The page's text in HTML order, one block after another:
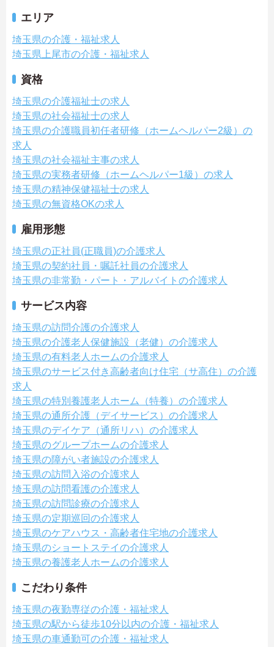
エリア
埼玉県の介護・福祉求人
埼玉県上尾市の介護・福祉求人
資格
埼玉県の介護福祉士の求人
埼玉県の社会福祉士の求人
埼玉県の介護職員初任者研修（ホームヘルパー2級）の
求人
埼玉県の社会福祉主事の求人
埼玉県の実務者研修（ホームヘルパー1級）の求人
埼玉県の精神保健福祉士の求人
埼玉県の無資格OKの求人
雇用形態
埼玉県の正社員(正職員)の介護求人
埼玉県の契約社員・嘱託社員の介護求人
埼玉県の非常勤・パート・アルバイトの介護求人
サービス内容
埼玉県の訪問介護の介護求人
埼玉県の介護老人保健施設（老健）の介護求人
埼玉県の有料老人ホームの介護求人
埼玉県のサービス付き高齢者向け住宅（サ高住）の介護
求人
埼玉県の特別養護老人ホーム（特養）の介護求人
埼玉県の通所介護（デイサービス）の介護求人
埼玉県のデイケア（通所リハ）の介護求人
埼玉県のグループホームの介護求人
埼玉県の障がい者施設の介護求人
埼玉県の訪問入浴の介護求人
埼玉県の訪問看護の介護求人
埼玉県の訪問診療の介護求人
埼玉県の定期巡回の介護求人
埼玉県のケアハウス・高齢者住宅地の介護求人
埼玉県のショートステイの介護求人
埼玉県の養護老人ホームの介護求人
こだわり条件
埼玉県の夜勤専従の介護・福祉求人
埼玉県の駅から徒歩10分以内の介護・福祉求人
埼玉県の車通勤可の介護・福祉求人